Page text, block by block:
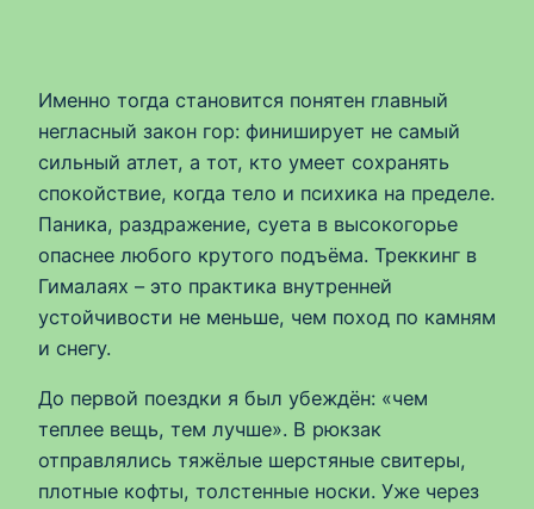
Именно тогда становится понятен главный
негласный закон гор: финиширует не самый
сильный атлет, а тот, кто умеет сохранять
спокойствие, когда тело и психика на пределе.
Паника, раздражение, суета в высокогорье
опаснее любого крутого подъёма. Треккинг в
Гималаях – это практика внутренней
устойчивости не меньше, чем поход по камням
и снегу.
До первой поездки я был убеждён: «чем
теплее вещь, тем лучше». В рюкзак
отправлялись тяжёлые шерстяные свитеры,
плотные кофты, толстенные носки. Уже через